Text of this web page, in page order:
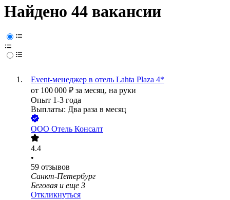
Найдено 44 вакансии
Event-менеджер в отель Lahta Plaza 4*
от 100 000 ₽ за месяц, на руки
Опыт 1-3 года
Выплаты: Два раза в месяц
ООО Отель Консалт
4.4
•
59 отзывов
Санкт-Петербург
Беговая и еще 3
Откликнуться